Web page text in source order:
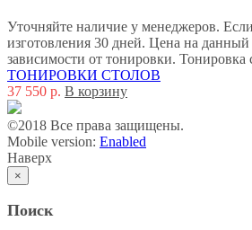
Уточняйте наличие у менеджеров.
изготовления 30 дней. Цена на данный
зависимости от тонировки. Тонировка
ТОНИРОВКИ СТОЛОВ
37 550 р. В корзину
©2018 Все права защищены.
Mobile version: Enabled
Наверх
×
Поиск